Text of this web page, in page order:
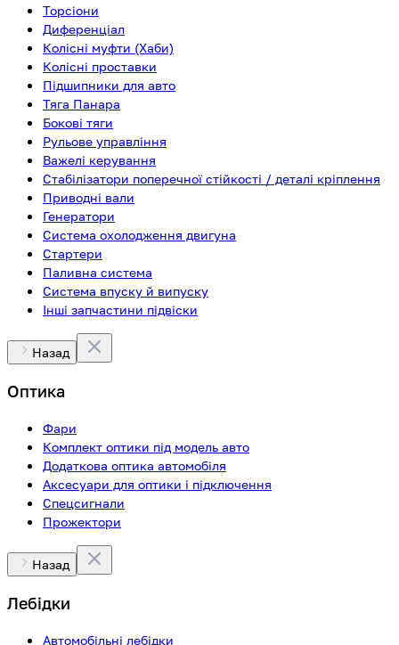
Торсіони
Диференціал
Колісні муфти (Хаби)
Колісні проставки
Підшипники для авто
Тяга Панара
Бокові тяги
Рульове управління
Важелі керування
Стабілізатори поперечної стійкості / деталі кріплення
Приводні вали
Генератори
Система охолодження двигуна
Стартери
Паливна система
Система впуску й випуску
Інші запчастини підвіски
Назад
Оптика
Фари
Комплект оптики під модель авто
Додаткова оптика автомобіля
Аксесуари для оптики і підключення
Спецсигнали
Прожектори
Назад
Лебідки
Автомобільні лебідки